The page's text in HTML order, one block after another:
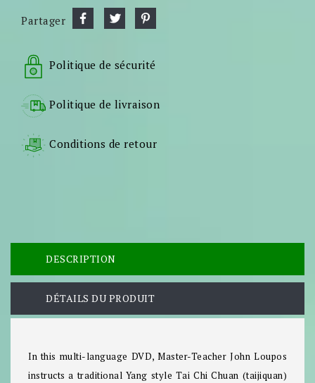
Partager
Politique de sécurité
Politique de livraison
Conditions de retour
DESCRIPTION
DÉTAILS DU PRODUIT
In this multi-language DVD, Master-Teacher John Loupos
instructs a traditional Yang style Tai Chi Chuan (taijiquan)